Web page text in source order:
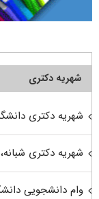
شهریه دکتری
شهریه دکتری
شهریه دکتری
وام دانشجویی